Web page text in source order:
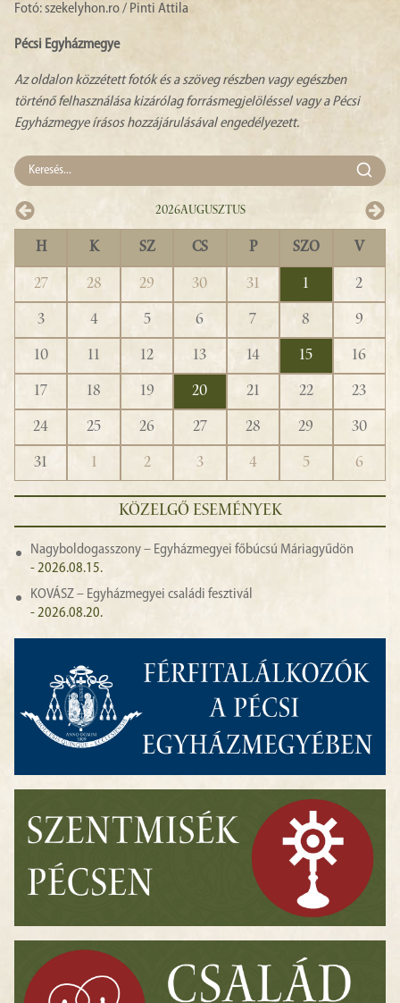
Fotó: szekelyhon.ro / Pinti Attila
Pécsi Egyházmegye
Az oldalon közzétett fotók és a szöveg részben vagy egészben
történő felhasználása kizárólag forrásmegjelöléssel vagy a Pécsi
Egyházmegye írásos hozzájárulásával engedélyezett.
2026Augusztus
H K SZ CS P SZO V
27 28 29 30 31 1
2
3
4 5 6 7 8
9
10
11 12 13 14 15
16
17
18 19 20 21 22
23
24
25 26 27 28 29
30
31
1 2 3 4 5 6
KÖZELGŐ ESEMÉNYEK
Nagyboldogasszony – Egyházmegyei főbúcsú Máriagyűdön
- 2026.08.15.
KOVÁSZ – Egyházmegyei családi fesztivál
- 2026.08.20.